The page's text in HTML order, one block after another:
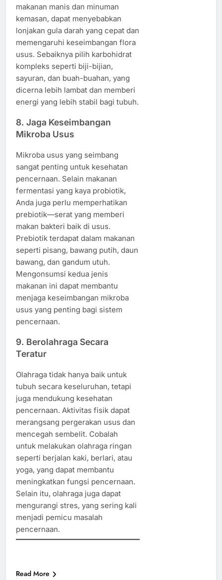
makanan manis dan minuman
kemasan, dapat menyebabkan
lonjakan gula darah yang cepat dan
memengaruhi keseimbangan flora
usus. Sebaiknya pilih karbohidrat
kompleks seperti biji-bijian,
sayuran, dan buah-buahan, yang
dicerna lebih lambat dan memberi
energi yang lebih stabil bagi tubuh.
8. Jaga Keseimbangan
Mikroba Usus
Mikroba usus yang seimbang
sangat penting untuk kesehatan
pencernaan. Selain makanan
fermentasi yang kaya probiotik,
Anda juga perlu memperhatikan
prebiotik—serat yang memberi
makan bakteri baik di usus.
Prebiotik terdapat dalam makanan
seperti pisang, bawang putih, daun
bawang, dan gandum utuh.
Mengonsumsi kedua jenis
makanan ini dapat membantu
menjaga keseimbangan mikroba
usus yang penting bagi sistem
pencernaan.
9. Berolahraga Secara
Teratur
Olahraga tidak hanya baik untuk
tubuh secara keseluruhan, tetapi
juga mendukung kesehatan
pencernaan. Aktivitas fisik dapat
merangsang pergerakan usus dan
mencegah sembelit. Cobalah
untuk melakukan olahraga ringan
seperti berjalan kaki, berlari, atau
yoga, yang dapat membantu
meningkatkan fungsi pencernaan.
Selain itu, olahraga juga dapat
mengurangi stres, yang sering kali
menjadi pemicu masalah
pencernaan.
Read More